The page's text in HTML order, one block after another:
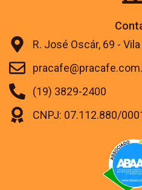
R. José Oscár, 69 -
(19) 3829-2400
CNPJ: 07.112.880/